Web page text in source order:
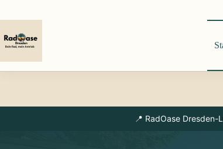
📍 RadOase Dresden-